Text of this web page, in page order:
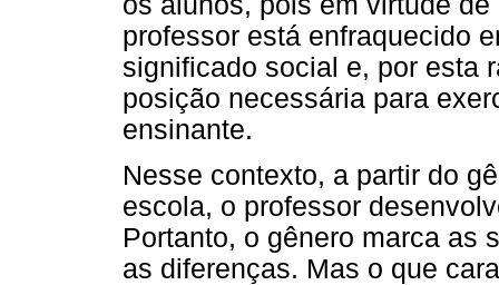
professor está enfraquecido
significado social e, por esta
posição necessária para
ensinante.
Nesse contexto, a partir do
escola, o professor
Portanto, o gênero marca as
as diferenças. Mas o que